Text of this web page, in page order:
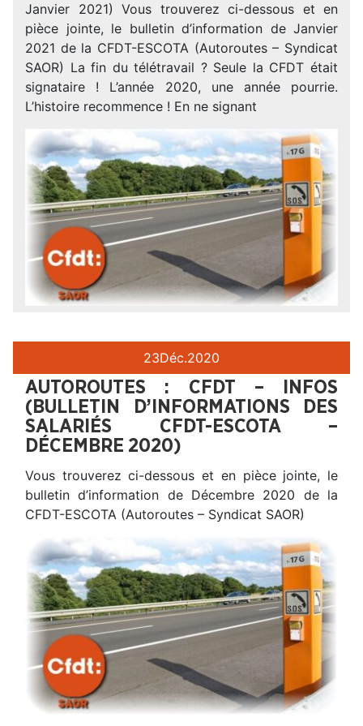
Janvier 2021) Vous trouverez ci-dessous et en
pièce jointe, le bulletin d’information de Janvier
2021 de la CFDT-ESCOTA (Autoroutes – Syndicat
SAOR) La fin du télétravail ? Seule la CFDT était
signataire ! L’année 2020, une année pourrie.
L’histoire recommence ! En ne signant
23Déc.2020
AUTOROUTES : CFDT – INFOS
(BULLETIN D’INFORMATIONS DES
SALARIÉS CFDT-ESCOTA –
DÉCEMBRE 2020)
Vous trouverez ci-dessous et en pièce jointe, le
bulletin d’information de Décembre 2020 de la
CFDT-ESCOTA (Autoroutes – Syndicat SAOR)